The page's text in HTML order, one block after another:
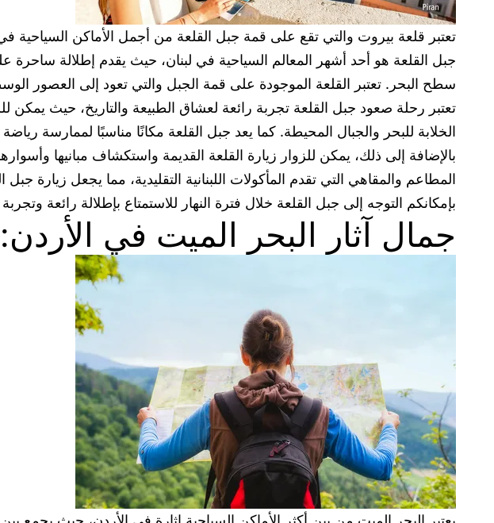
تعتبر قلعة بيروت والتي تقع على قمة جبل القلعة من أجمل الأماكن السياحية
سطح البحر. تعتبر القلعة الموجودة على قمة الجبل والتي تعود إلى العصور
تعتبر رحلة صعود جبل القلعة تجربة رائعة لعشاق الطبيعة والتاريخ، حيث يمكن
الخلابة للبحر والجبال المحيطة. كما يعد جبل القلعة مكانًا مناسبًا لممارسة
بالإضافة إلى ذلك، يمكن للزوار زيارة القلعة القديمة واستكشاف مبانيها
المطاعم والمقاهي التي تقدم المأكولات اللبنانية التقليدية، مما يجعل زيارة
بإمكانكم التوجه إلى جبل القلعة خلال فترة النهار للاستمتاع بإطلالة رائعة
جمال آثار البحر الميت في